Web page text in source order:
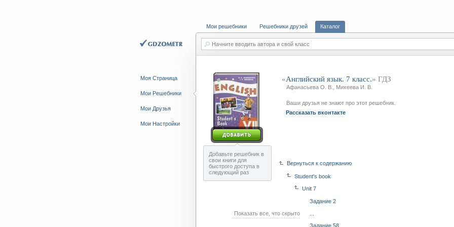
Моя Страница
Мои Решебники
Мои Друзья
Мои Настройки
Мои решебники Решебники друзей Каталог
Начните вводить автора и свой класс
Добавьте решебник в
свои книги для
быстрого доступа в
следующий раз
«Английский язык. 7 класс.» ГДЗ
Афанасьева О. В., Михеева И. В.
Ваши друзья не знают про этот решебник.
Рассказать вконтакте
Вернуться к содержанию
Student's book
Unit 7
Задание 2
Показать все, что скрыто
Задание 58